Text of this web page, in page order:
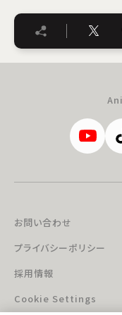
お問い合わせ
プライバシーポリシー
採用情報
Cookie Settings